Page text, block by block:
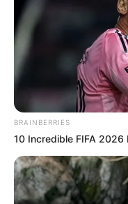
BRAINBERRIES
10 Incredible FIFA